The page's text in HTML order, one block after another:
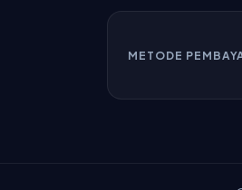
METODE